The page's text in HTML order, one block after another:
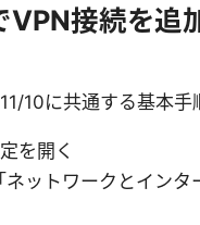
接続を追
10に共通する基本手
を開く
ネットワークとインタ